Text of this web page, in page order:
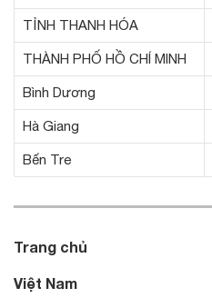
TỈNH THANH HÓA
THÀNH PHỐ HỒ CHÍ MINH
Bình Dương
Hà Giang
Bến Tre
Trang chủ
Việt Nam